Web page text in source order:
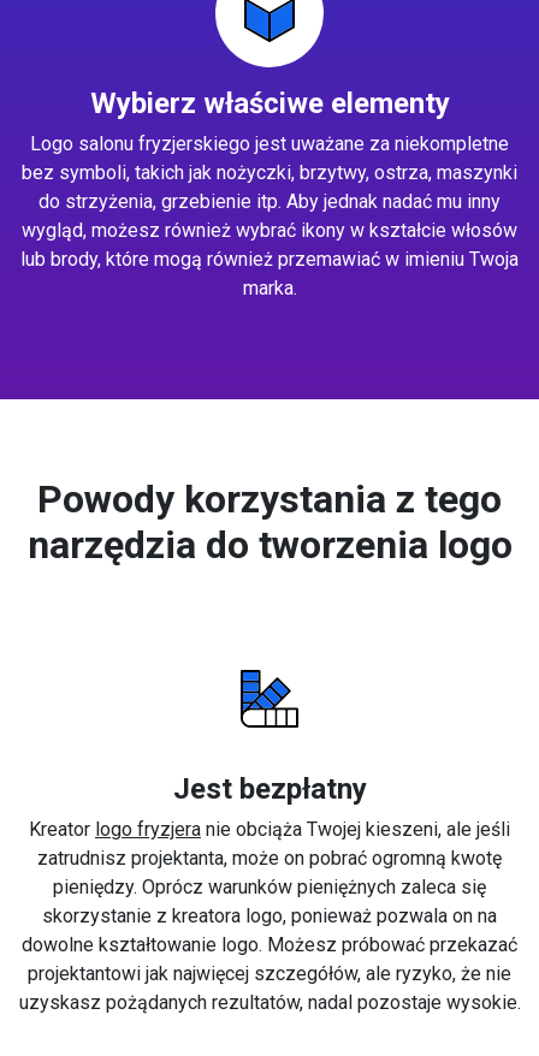
Wybierz właściwe elementy
Logo salonu fryzjerskiego jest uważane za niekompletne
bez symboli, takich jak nożyczki, brzytwy, ostrza, maszynki
do strzyżenia, grzebienie itp. Aby jednak nadać mu inny
wygląd, możesz również wybrać ikony w kształcie włosów
lub brody, które mogą również przemawiać w imieniu Twoja
marka.
Powody korzystania z tego
narzędzia do tworzenia logo
Jest bezpłatny
Kreator logo fryzjera nie obciąża Twojej kieszeni, ale jeśli
zatrudnisz projektanta, może on pobrać ogromną kwotę
pieniędzy. Oprócz warunków pieniężnych zaleca się
skorzystanie z kreatora logo, ponieważ pozwala on na
dowolne kształtowanie logo. Możesz próbować przekazać
projektantowi jak najwięcej szczegółów, ale ryzyko, że nie
uzyskasz pożądanych rezultatów, nadal pozostaje wysokie.